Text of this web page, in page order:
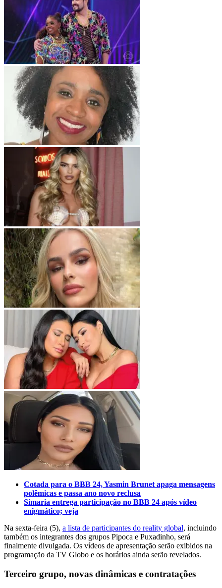
Cotada para o BBB 24, Yasmin Brunet apaga mensagens
polêmicas e passa ano novo reclusa
Simaria entrega participação no BBB 24 após vídeo
enigmático; veja
Na sexta-feira (5), a lista de participantes do reality global, incluindo
também os integrantes dos grupos Pipoca e Puxadinho, será
finalmente divulgada. Os vídeos de apresentação serão exibidos na
programação da TV Globo e os horários ainda serão revelados.
Terceiro grupo, novas dinâmicas e contratações